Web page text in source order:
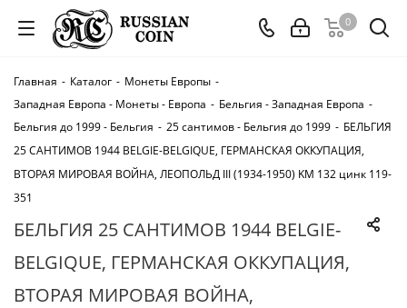
0
Главная - Каталог - Монеты Европы -
Западная Европа - Монеты - Европа - Бельгия - Западная Европа -
Бельгия до 1999 - Бельгия - 25 сантимов - Бельгия до 1999 - БЕЛЬГИЯ
25 САНТИМОВ 1944 BELGIE-BELGIQUE, ГЕРМАНСКАЯ ОККУПАЦИЯ,
ВТОРАЯ МИРОВАЯ ВОЙНА, ЛЕОПОЛЬД III (1934-1950) KM 132 цинк 119-
351
БЕЛЬГИЯ 25 САНТИМОВ 1944 BELGIE-
BELGIQUE, ГЕРМАНСКАЯ ОККУПАЦИЯ,
ВТОРАЯ МИРОВАЯ ВОЙНА,